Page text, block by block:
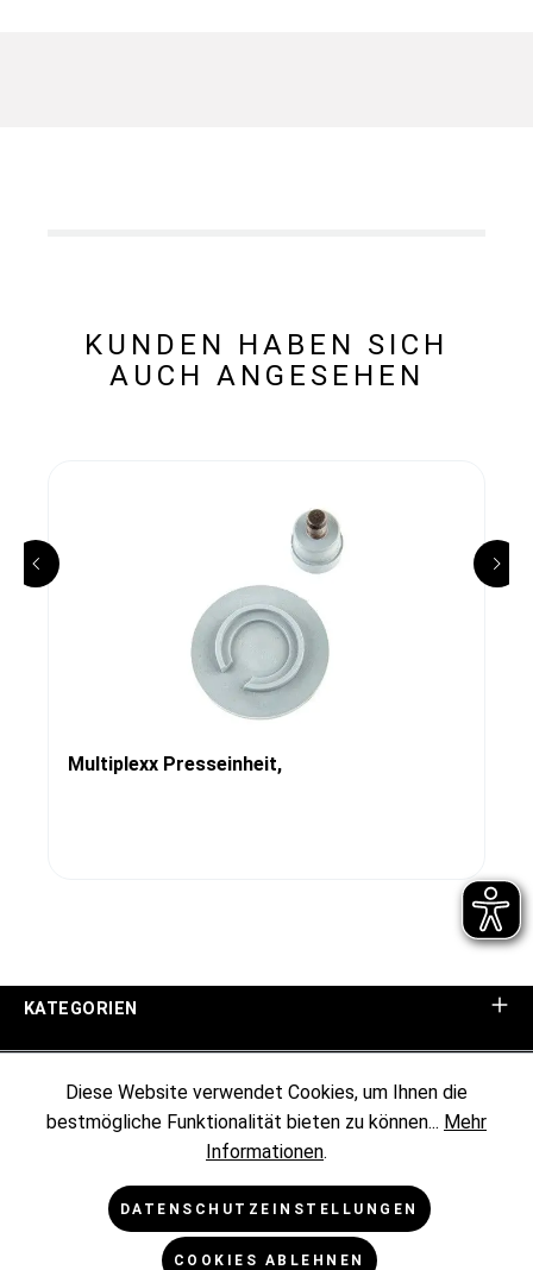
KUNDEN HABEN SICH
AUCH ANGESEHEN
Multiplexx Presseinheit,
KATEGORIEN
KUNDENINFORMATIONEN
RECHTLICHES
Diese Website verwendet Cookies, um Ihnen die
bestmögliche Funktionalität bieten zu können... Mehr
Informationen.
DATENSCHUTZEINSTELLUNGEN
COOKIES ABLEHNEN